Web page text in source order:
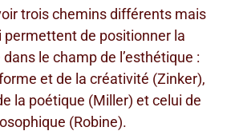
trois chemins différents mais
permettent de positionner la
le champ de l’esthétique :
et de la créativité (Zinker),
la poétique (Miller) et celui de
(Robine).